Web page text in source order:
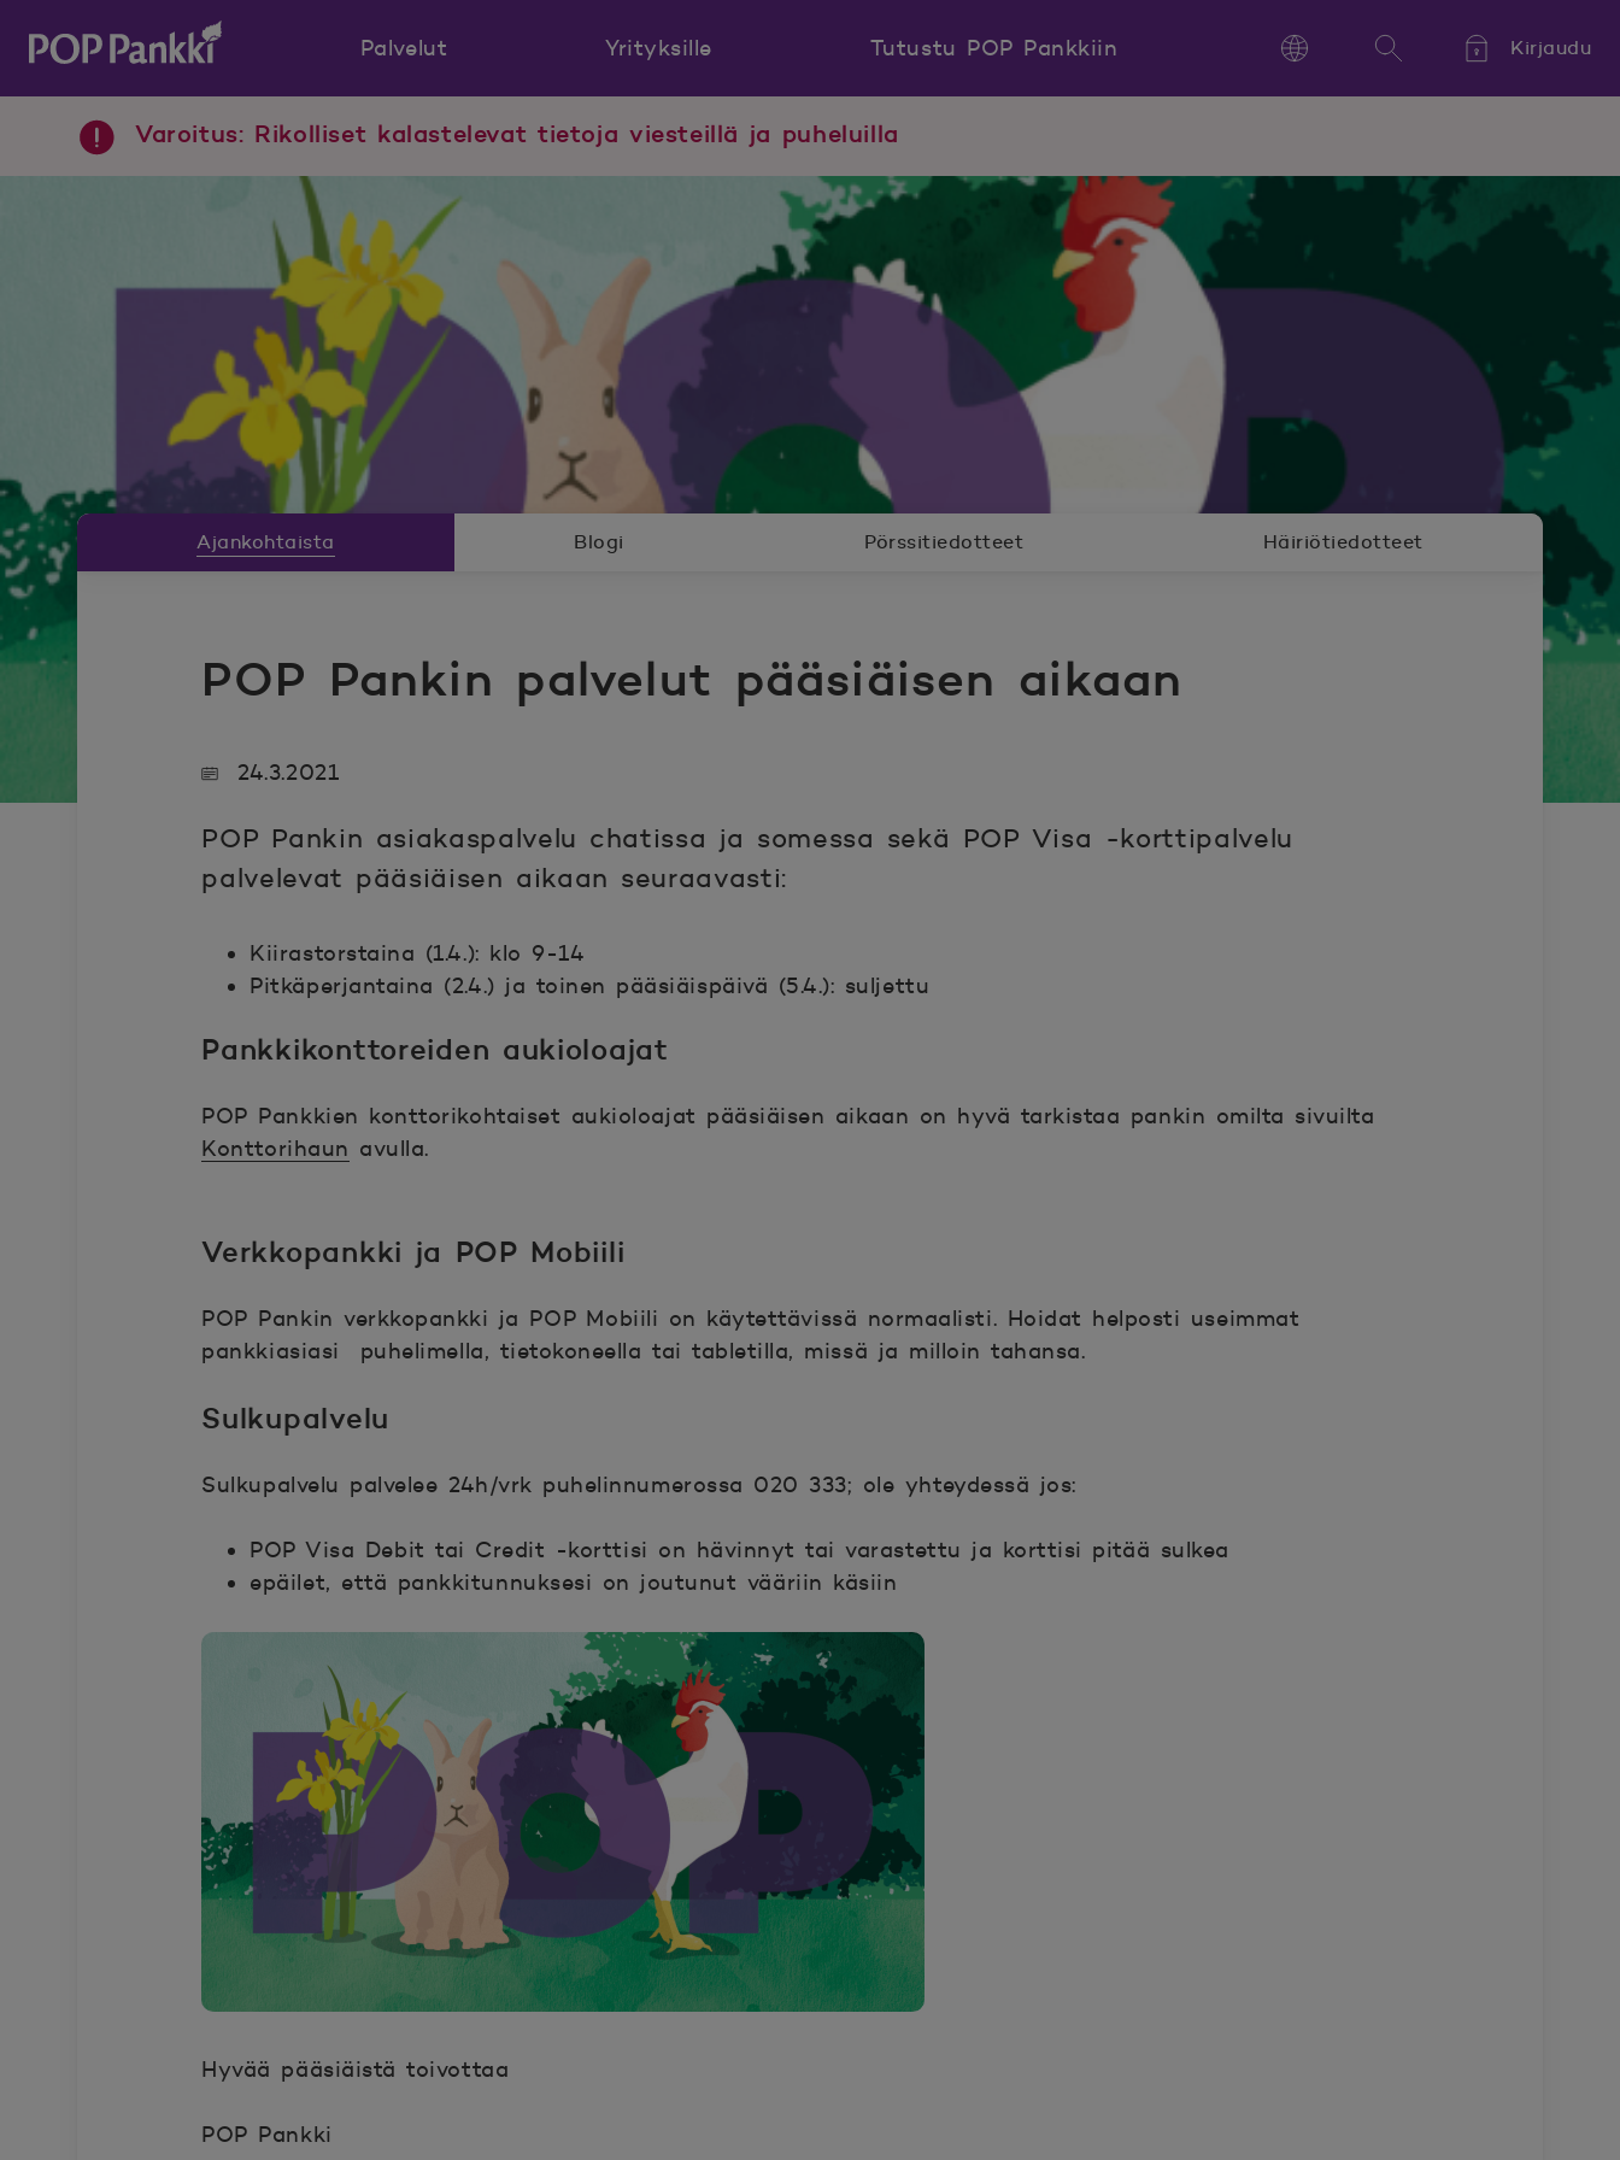
POP Pankki, etusivulle
Palvelut Yrityksille
Tutustu POP Pankkiin
Kieli,
Language Hae
Kirjaudu
Varoitus: Rikolliset kalastelevat tietoja viesteillä ja puheluilla
POP Pankin palvelut pääsiäisen aikaan
Ajankohtaista Blogi Pörssitiedotteet Häiriötiedotteet
24.3.2021
POP Pankin asiakaspalvelu chatissa ja somessa sekä POP Visa -korttipalvelu
palvelevat pääsiäisen aikaan seuraavasti:
Kiirastorstaina (1.4.): klo 9-14
Pitkäperjantaina (2.4.) ja toinen pääsiäispäivä (5.4.): suljettu
Pankkikonttoreiden aukioloajat
POP Pankkien konttorikohtaiset aukioloajat pääsiäisen aikaan on hyvä tarkistaa pankin omilta sivuilta
Konttorihaun avulla.
Verkkopankki ja POP Mobiili
POP Pankin verkkopankki ja POP Mobiili on käytettävissä normaalisti. Hoidat helposti useimmat
pankkiasiasi puhelimella, tietokoneella tai tabletilla, missä ja milloin tahansa.
Sulkupalvelu
Sulkupalvelu palvelee 24h/vrk puhelinnumerossa 020 333; ole yhteydessä jos:
POP Visa Debit tai Credit -korttisi on hävinnyt tai varastettu ja korttisi pitää sulkea
epäilet, että pankkitunnuksesi on joutunut vääriin käsiin
Hyvää pääsiäistä toivottaa
POP Pankki